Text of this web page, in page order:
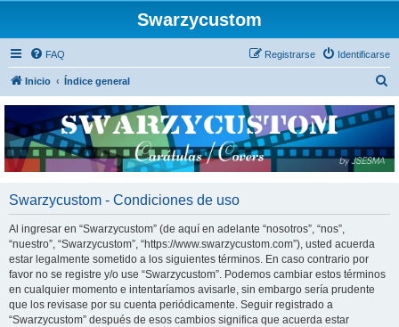
Swarzycustom
FAQ Identificarse
Registrarse
Inicio Índice general
c
Swarzycustom - Condiciones de uso
Al ingresar en “Swarzycustom” (de aquí en adelante “nosotros”, “nos”,
“nuestro”, “Swarzycustom”, “https://www.swarzycustom.com”), usted acuerda
estar legalmente sometido a los siguientes términos. En caso contrario por
favor no se registre y/o use “Swarzycustom”. Podemos cambiar estos términos
en cualquier momento e intentaríamos avisarle, sin embargo sería prudente
que los revisase por su cuenta periódicamente. Seguir registrado a
“Swarzycustom” después de esos cambios significa que acuerda estar